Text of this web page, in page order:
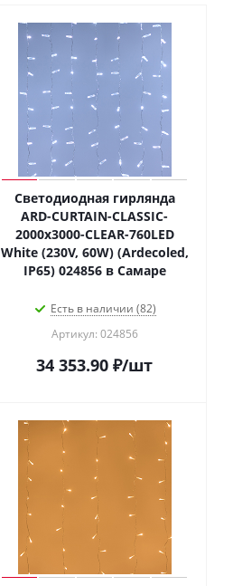
Светодиодная гирлянда
ARD-CURTAIN-CLASSIC-
2000x3000-CLEAR-760LED
White (230V, 60W) (Ardecoled,
IP65) 024856 в Самаре
Есть в наличии (82)
Артикул: 024856
34 353.90 ₽/шт